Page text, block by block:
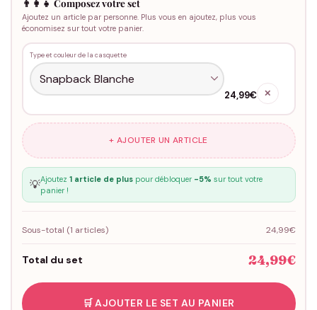
Ajoutez un article par personne. Plus vous en ajoutez, plus vous
économisez sur tout votre panier.
Type et couleur de la casquette
24,99€ ✕
+ AJOUTER UN ARTICLE
💡Ajoutez 1 article de pluspour débloquer -5% sur tout votre
panier !
Sous-total (1 articles) 24,99€
Total du set 24,99€
🛒 AJOUTER LE SET AU PANIER